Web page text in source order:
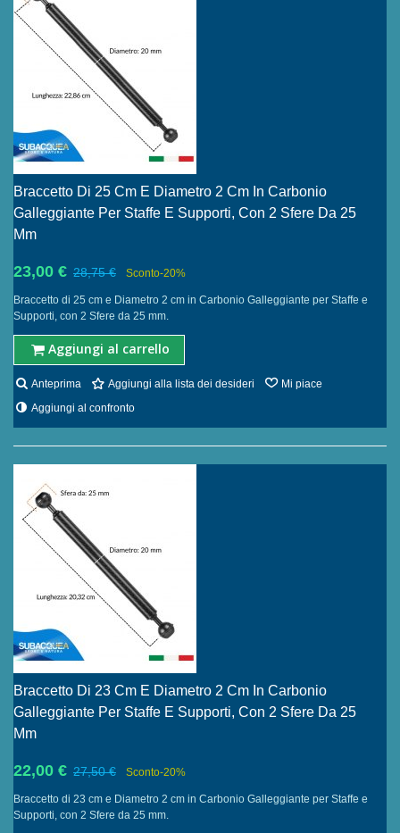
Braccetto Di 25 Cm E Diametro 2 Cm In Carbonio
Galleggiante Per Staffe E Supporti, Con 2 Sfere Da 25
Mm
23,00 € 28,75 € Sconto-20%
Braccetto di 25 cm e Diametro 2 cm in Carbonio Galleggiante per Staffe e
Supporti, con 2 Sfere da 25 mm.
Aggiungi al carrello
Anteprima Aggiungi alla lista dei desideri
Mi piace
Aggiungi al confronto
Braccetto Di 23 Cm E Diametro 2 Cm In Carbonio
Galleggiante Per Staffe E Supporti, Con 2 Sfere Da 25
Mm
22,00 € 27,50 € Sconto-20%
Braccetto di 23 cm e Diametro 2 cm in Carbonio Galleggiante per Staffe e
Supporti, con 2 Sfere da 25 mm.